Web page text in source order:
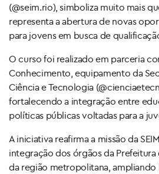
(@seim.rio), simboliza muito mais
representa a abertura de novas
para jovens em busca de
O curso foi realizado em parceria
Conhecimento, equipamento da
Ciência e Tecnologia
fortalecendo a integração entre
políticas públicas voltadas para a
A iniciativa reafirma a missão da
integração dos órgãos da Prefeitura
da região metropolitana, ampliando